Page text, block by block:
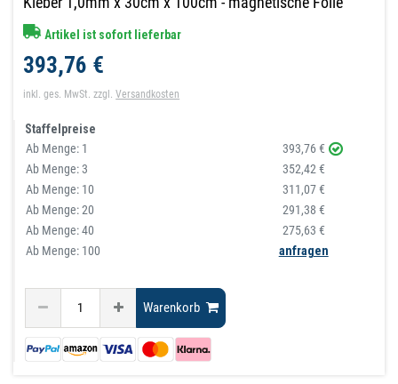
Artikel ist sofort lieferbar
393,76 €
inkl. ges. MwSt. zzgl.Versandkosten
Staffelpreise
Ab Menge: 1
393,76 €
Ab Menge:3
352,42 €
Ab Menge: 10
311,07 €
Ab Menge:20
291,38 €
Ab Menge:40
275,63 €
Ab Menge: 100
anfragen
Warenkorb